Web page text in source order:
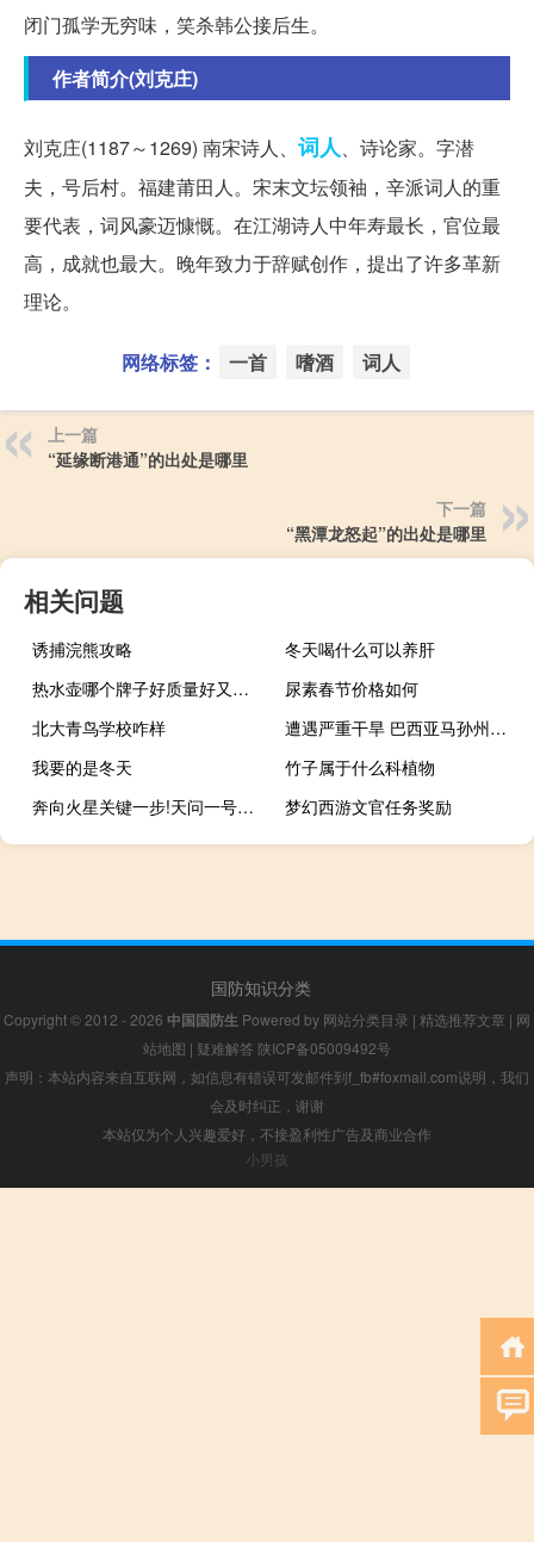
闭门孤学无穷味，笑杀韩公接后生。
作者简介(刘克庄)
刘克庄(1187～1269) 南宋诗人、 词人、诗论家。字潜
夫，号后村。福建莆田人。宋末文坛领袖，辛派词人的重
要代表，词风豪迈慷慨。在江湖诗人中年寿最长，官位最
高，成就也最大。晚年致力于辞赋创作，提出了许多革新
理论。
网络标签： 一首 嗜酒 词人
上一篇
“延缘断港通”的出处是哪里
下一篇
“黑潭龙怒起”的出处是哪里
相关问题
诱捕浣熊攻略
冬天喝什么可以养肝
热水壶哪个牌子好质量好又安全（热水壶哪个牌子好）
尿素春节价格如何
北大青鸟学校咋样
遭遇严重干旱 巴西亚马孙州宣布进入紧急状态
我要的是冬天
竹子属于什么科植物
奔向火星关键一步!天问一号深空机动“四大看点”详解
梦幻西游文官任务奖励
国防知识分类
Copyright © 2012 - 2026 中国国防生 Powered by 网站分类目录 | 精选推荐文章 | 网
站地图 | 疑难解答 陕ICP备05009492号
声明：本站内容来自互联网，如信息有错误可发邮件到f_fb#foxmail.com说明，我们
会及时纠正，谢谢
本站仅为个人兴趣爱好，不接盈利性广告及商业合作
小男孩